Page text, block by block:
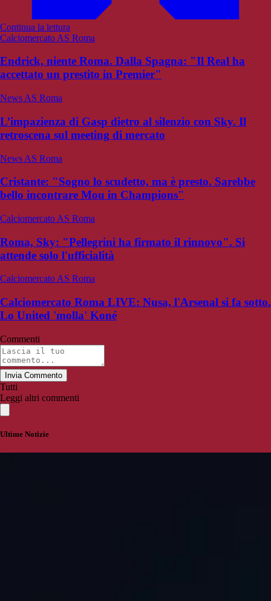
Continua la lettura
Calciomercato AS Roma
Endrick, niente Roma. Dalla Spagna: "Il Real ha
accettato un prestito in Premier"
News AS Roma
L’impazienza di Gasp dietro al silenzio con Sky. Il
retroscena sul meeting di mercato
News AS Roma
Cristante: "Sogno lo scudetto, ma è presto. Sarebbe
bello incontrare Mou in Champions"
Calciomercato AS Roma
Roma, Sky: "Pellegrini ha firmato il rinnovo". Si
attende solo l'ufficialità
Calciomercato AS Roma
Calciomercato Roma LIVE: Nusa, l'Arsenal si fa sotto.
Lo United 'molla' Koné
Commenti
Invia Commento
Tutti
Leggi altri commenti
Ultime Notizie